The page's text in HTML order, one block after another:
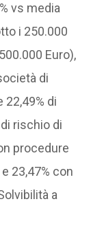
vs media
i 250.000
Euro),
di
22,49% di
rischio di
procedure
23,47% con
a